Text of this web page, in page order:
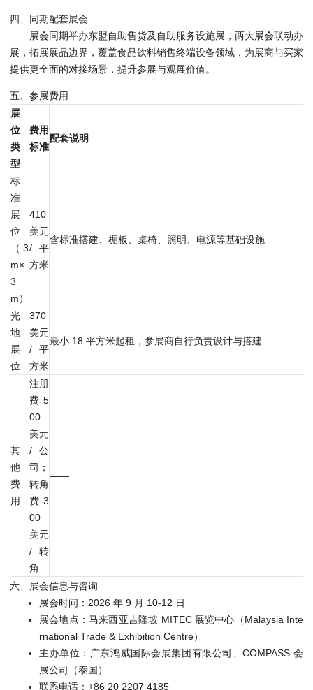
四、同期配套展会
展会同期举办东盟自助售货及自助服务设施展 ，两大展会联动办
展，拓展展品边界，覆盖食品饮料销售终端设备领域，为展商与买家
提供更全面的对接场景，提升参展与观展价值。
五、参展费用
展
位
类
型
费用
标准
配套说明
标
准
展
位
（3
m×
3
m）
410
美元
/ 平
方米
含标准搭建、楣板、桌椅、照明、电源等基础设施
光
地
展
位
370
美元
/ 平
方米
最小 18 平方米起租，参展商自行负责设计与搭建
其
他
费
用
注册
费 5
00
美元
/ 公
司；
转角
费 3
00
美元
/ 转
角
——
六、展会信息与咨询
展会时间：2026 年 9 月 10-12 日
展会地点：马来西亚吉隆坡 MITEC 展览中心（Malaysia Inte
rnational Trade & Exhibition Centre）
主办单位：广东鸿威国际会展集团有限公司、COMPASS 会
展公司（泰国）
联系电话：+86 20 2207 4185